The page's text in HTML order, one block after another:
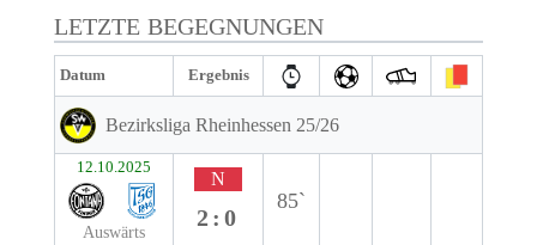
LETZTE BEGEGNUNGEN
Datum Ergebnis
Bezirksliga Rheinhessen 25/26
12.10.2025
Auswärts
N
2:0
85`